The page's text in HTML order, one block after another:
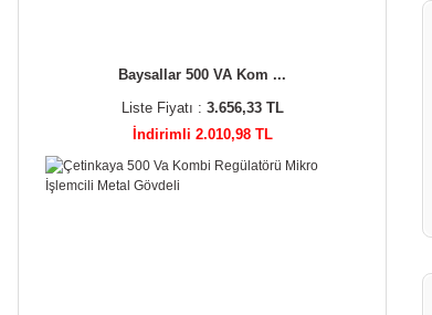
Baysallar 500 VA Kom ...
Liste Fiyatı : 3.656,33 TL
İndirimli 2.010,98 TL